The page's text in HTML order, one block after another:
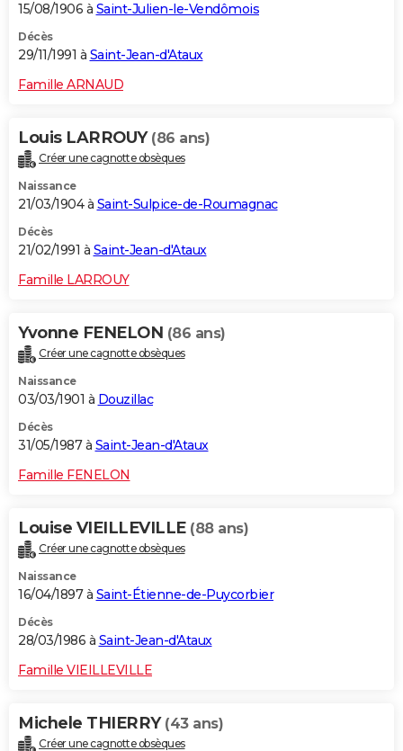
15/08/1906 à Saint-Julien-le-Vendômois
Décès
29/11/1991 à Saint-Jean-d'Ataux
Famille ARNAUD
Louis LARROUY (86 ans)
Créer une cagnotte obsèques
Naissance
21/03/1904 à Saint-Sulpice-de-Roumagnac
Décès
21/02/1991 à Saint-Jean-d'Ataux
Famille LARROUY
Yvonne FENELON (86 ans)
Créer une cagnotte obsèques
Naissance
03/03/1901 à Douzillac
Décès
31/05/1987 à Saint-Jean-d'Ataux
Famille FENELON
Louise VIEILLEVILLE (88 ans)
Créer une cagnotte obsèques
Naissance
16/04/1897 à Saint-Étienne-de-Puycorbier
Décès
28/03/1986 à Saint-Jean-d'Ataux
Famille VIEILLEVILLE
Michele THIERRY (43 ans)
Créer une cagnotte obsèques